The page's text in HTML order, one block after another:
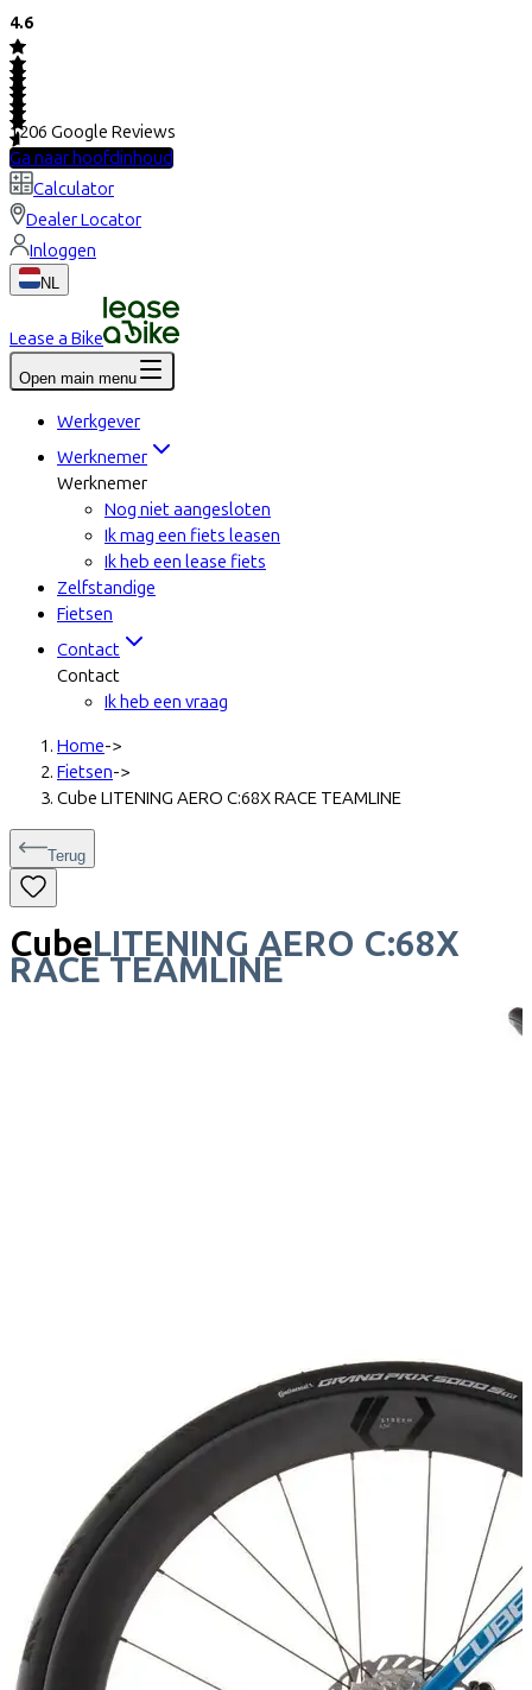
4.6
1206 Google Reviews
Ga naar hoofdinhoud
Calculator
Dealer Locator
Inloggen
NL
Lease a Bike
Open main menu
Werkgever
Werknemer
Werknemer
Nog niet aangesloten
Ik mag een fiets leasen
Ik heb een lease fiets
Zelfstandige
Fietsen
Contact
Contact
Ik heb een vraag
Home->
Fietsen->
Cube LITENING AERO C:68X RACE TEAMLINE
Terug
CubeLITENING AERO C:68X
RACE TEAMLINE